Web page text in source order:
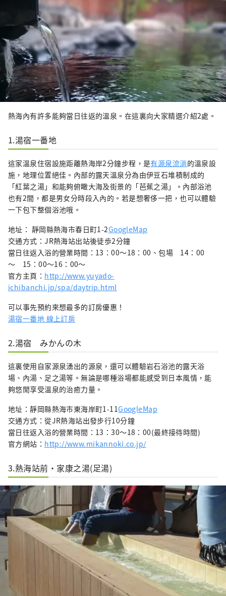
熱海內有許多能夠當日往返的溫泉。在這裏向大家精選介紹2處。
1.湯宿一番地
這家溫泉住宿設施距離熱海岸2分鐘步程，是有源泉流淌的溫泉設
施，地理位置絕佳。內部的露天溫泉分為由伊豆石堆積制成的
「紅葉之湯」和能夠俯瞰大海及街景的「芭蕉之湯」。內部浴池
也有2間，都是男女分時段入內的。若是想奢侈一把，也可以體驗
一下包下整個浴池哦。
地址： 靜岡縣熱海市春日町1-2GoogleMap
交通方式：JR熱海站出站後徒歩2分鐘
當日往返入浴的營業時間：13：00〜18：00、包場 14：00
～ 15：00～16：00～
官方主頁： http://www.yuyado-
ichibanchi.jp/spa/daytrip.html
可以事先預約來想最多的訂房優惠！
湯宿一番地 線上訂房
2.湯宿 みかんの木
這裏使用自家源泉湧出的源泉，還可以體驗岩石浴池的露天浴
場、內湯、足之湯等。無論是哪種浴場都能感受到日本風情，能
夠悠閒享受溫泉的治癒力量。
地址：靜岡縣熱海市東海岸町1-11GoogleMap
交通方式：從JR熱海站出發步行10分鐘
當日往返入浴的營業時間：13：30～18：00(最終接待時間)
官方網站： http://www.mikannoki.co.jp/
3.熱海站前・家康之湯(足湯)